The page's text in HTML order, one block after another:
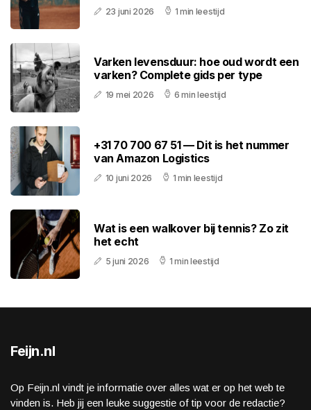
23 juni 2026 1 min leestijd
Varken levensduur: hoe oud wordt een
varken? Complete gids per type
19 mei 2026 6 min leestijd
+31 70 700 67 51 — Dit is het nummer
van Amazon Logistics
10 juni 2026 1 min leestijd
Wat is een walkover bij tennis? Zo zit
het echt
5 juni 2026 1 min leestijd
Feijn.nl
Op Feijn.nl vindt je informatie over alles wat er op het web te
vinden is. Heb jij een leuke suggestie of tip voor de redactie?